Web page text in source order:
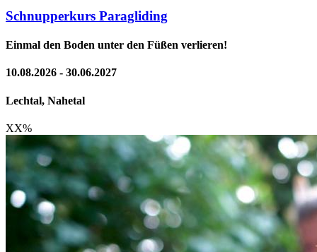
Schnupperkurs Paragliding
Einmal den Boden unter den Füßen verlieren!
10.08.2026 - 30.06.2027
Lechtal, Nahetal
XX%